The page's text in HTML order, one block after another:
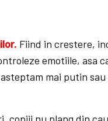
Fiind in crestere,
emotiile, asa
mai putin